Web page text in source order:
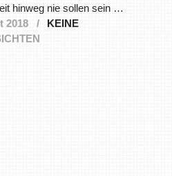
hinweg nie sollen sein …
2018
KEINE